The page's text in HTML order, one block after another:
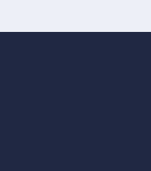
ン）
ーム内アイテム
エコシステム資料あり）